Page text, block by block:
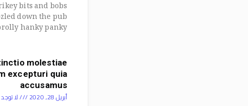
bits and bobs
down the pub
hanky panky,
molestiae
excepturi quia
accusamus
أبريل 28, 2020 لا